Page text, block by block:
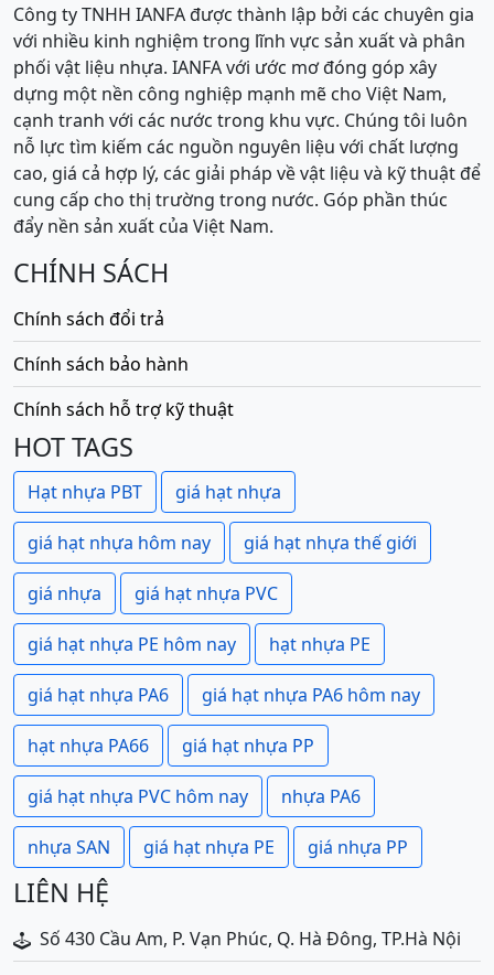
Công ty TNHH IANFA được thành lập bởi các chuyên gia
với nhiều kinh nghiệm trong lĩnh vực sản xuất và phân
phối vật liệu nhựa. IANFA với ước mơ đóng góp xây
dựng một nền công nghiệp mạnh mẽ cho Việt Nam,
cạnh tranh với các nước trong khu vực. Chúng tôi luôn
nỗ lực tìm kiếm các nguồn nguyên liệu với chất lượng
cao, giá cả hợp lý, các giải pháp về vật liệu và kỹ thuật để
cung cấp cho thị trường trong nước. Góp phần thúc
đẩy nền sản xuất của Việt Nam.
CHÍNH SÁCH
Chính sách đổi trả
Chính sách bảo hành
Chính sách hỗ trợ kỹ thuật
HOT TAGS
Hạt nhựa PBT giá hạt nhựa
giá hạt nhựa hôm nay giá hạt nhựa thế giới
giá nhựa giá hạt nhựa PVC
giá hạt nhựa PE hôm nay hạt nhựa PE
giá hạt nhựa PA6 giá hạt nhựa PA6 hôm nay
hạt nhựa PA66 giá hạt nhựa PP
giá hạt nhựa PVC hôm nay nhựa PA6
nhựa SAN giá hạt nhựa PE giá nhựa PP
LIÊN HỆ
Số 430 Cầu Am, P. Vạn Phúc, Q. Hà Đông, TP.Hà Nội